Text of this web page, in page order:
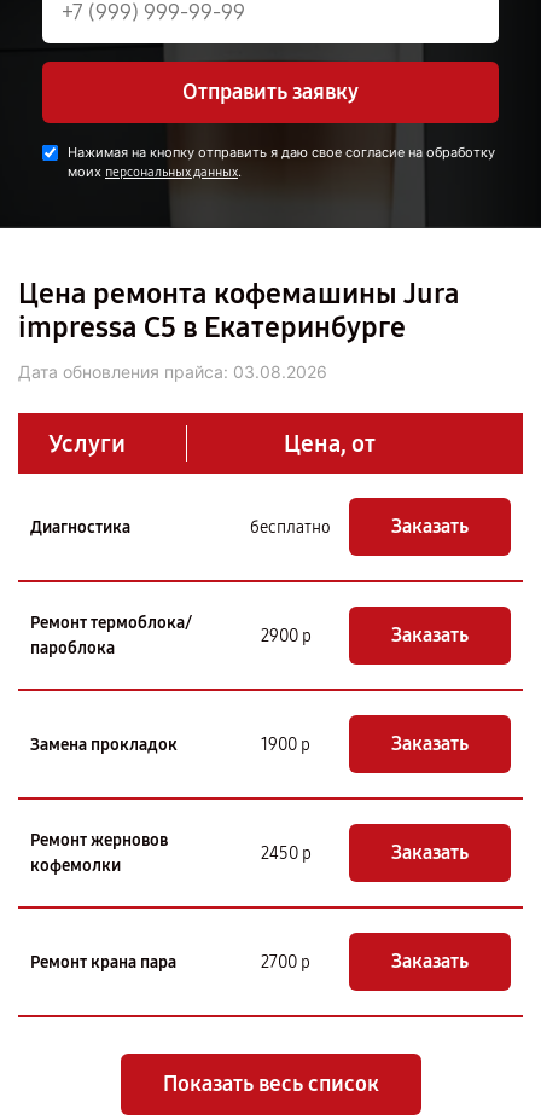
Отправить заявку
Нажимая на кнопку отправить я даю свое согласие на обработку
моих персональных данных.
Цена ремонта кофемашины Jura
impressa С5 в Екатеринбурге
Дата обновления прайса: 03.08.2026
Услуги Цена, от
Диагностика бесплатно Заказать
Ремонт термоблока/
пароблока
2900 р Заказать
Замена прокладок 1900 р Заказать
Ремонт жерновов
кофемолки
2450 р Заказать
Ремонт крана пара 2700 р Заказать
Показать весь список